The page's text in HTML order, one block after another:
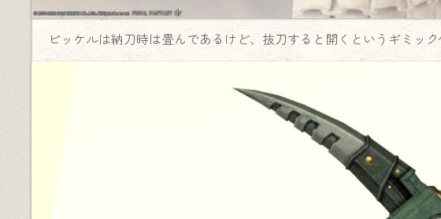
ピッケルは納刀時は畳んであるけど、抜刀すると開くというギミック